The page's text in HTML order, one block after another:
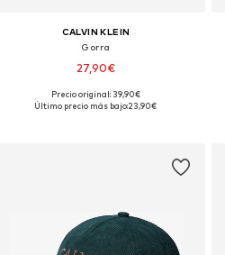
CALVIN KLEIN
Gorra
27,90€
Tallas disponibles: 55-60
Precio original: 39,90€
Último precio más bajo:23,90€